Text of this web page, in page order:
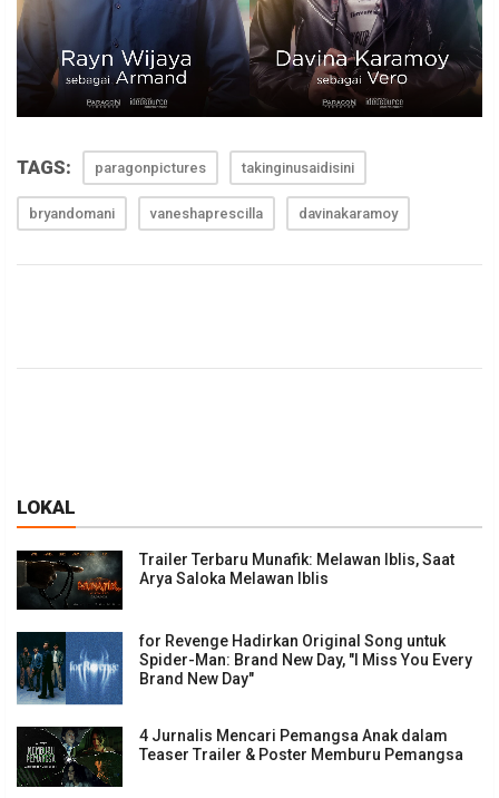
TAGS: paragonpictures takinginusaidisini
bryandomani vaneshaprescilla davinakaramoy
LOKAL
Trailer Terbaru Munafik: Melawan Iblis, Saat
Arya Saloka Melawan Iblis
for Revenge Hadirkan Original Song untuk
Spider-Man: Brand New Day, "I Miss You Every
Brand New Day"
4 Jurnalis Mencari Pemangsa Anak dalam
Teaser Trailer & Poster Memburu Pemangsa